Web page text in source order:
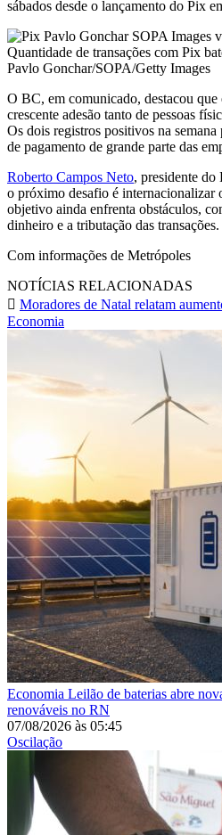
sábados desde o lançamento do Pix
Quantidade de transações com Pix
Pavlo Gonchar/SOPA/Getty Images
O BC, em comunicado, destacou que
crescente adesão tanto de pessoas
Os dois registros positivos na
de pagamento de grande parte das
Roberto Campos Neto, presidente do
o próximo desafio é internacionalizar
objetivo ainda enfrenta obstáculos,
dinheiro e a tributação das transações.
Com informações de Metrópoles
NOTÍCIAS RELACIONADAS
Moradores de Natal relatam
Economia
Economia Leilão de baterias abre
renováveis no RN
07/08/2026 às 05:45
Oscilação